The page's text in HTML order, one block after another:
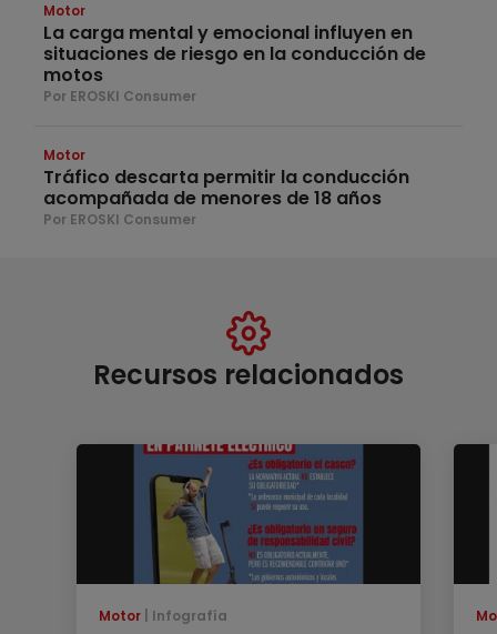
Motor
La carga mental y emocional influyen en
situaciones de riesgo en la conducción de
motos
Por EROSKI Consumer
Motor
Tráfico descarta permitir la conducción
acompañada de menores de 18 años
Por EROSKI Consumer
Recursos relacionados
Motor Infografía